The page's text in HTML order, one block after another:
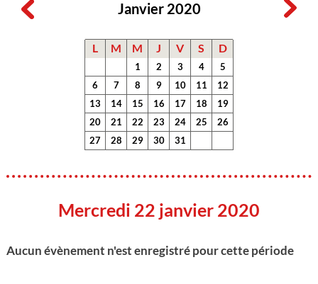
Janvier 2020
L M M J V S D
1 2 3 4
5
6
7 8 9 10 11
12
13
14 15 16 17 18
19
20
21 22 23 24 25
26
27
28 29 30 31
Mercredi 22 janvier 2020
Aucun évènement n'est enregistré pour cette période